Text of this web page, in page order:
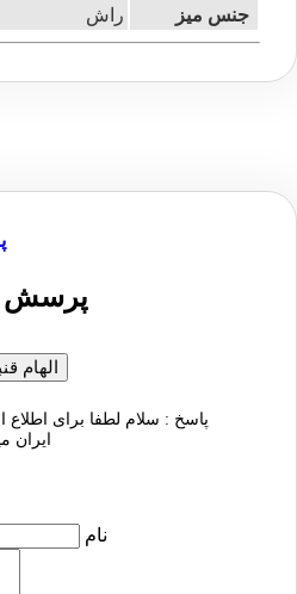
جنس میز
راش
1 پرسش
الهام
پاسخ : سلام لطفا برای
ایران میز
نام